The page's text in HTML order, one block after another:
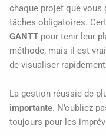
chaque projet que vous
tâches obligatoires.
GANTT pour tenir leur
méthode, mais il est
de visualiser
La gestion réussie de
importante. N’oubliez
toujours pour les